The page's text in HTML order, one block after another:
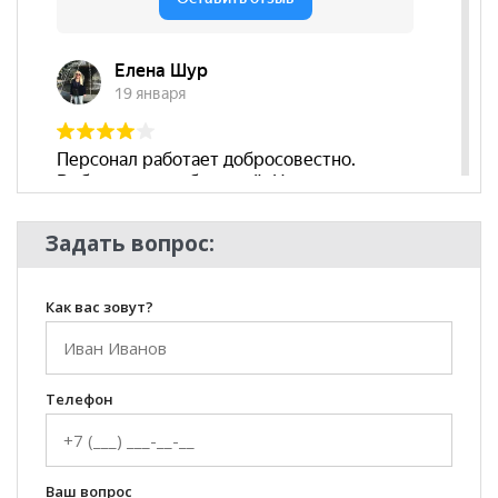
могут отличаться от цен в розничных магазинах-
Задать вопрос:
Как вас зовут?
Телефон
Ваш вопрос